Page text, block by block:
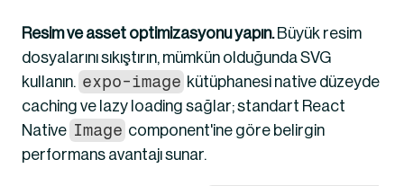
Resim ve asset optimizasyonu yapın. Büyük resim
dosyalarını sıkıştırın, mümkün olduğunda SVG
kullanın. expo-image kütüphanesi native düzeyde
caching ve lazy loading sağlar; standart React
Native Image component'ine göre belirgin
performans avantajı sunar.